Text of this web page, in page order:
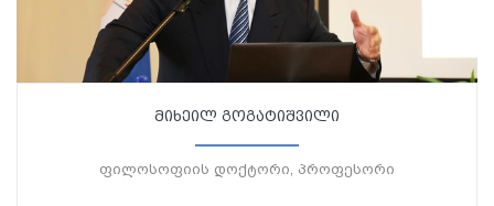
მიხეილ გოგატიშვილი
ფილოსოფიის დოქტორი, პროფესორი